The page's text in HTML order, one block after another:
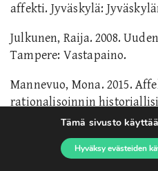
affekti. Jyväskylä:
Julkunen, Raija. 2008.
Tampere: Vastapaino.
Mannevuo, Mona. 2015.
rationalisoinnin
yliopisto: Turku.
Tämä sivusto
Hyväksy evästeiden